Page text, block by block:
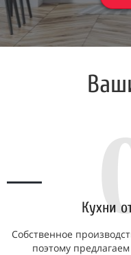
Кухни
Собственное
поэтому